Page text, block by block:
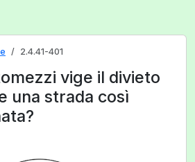
2.4.41-401
vige il divieto
una strada così